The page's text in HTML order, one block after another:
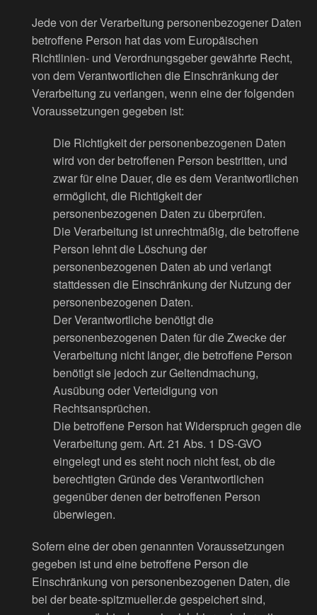
Jede von der Verarbeitung personenbezogener Daten
betroffene Person hat das vom Europäischen
Richtlinien- und Verordnungsgeber gewährte Recht,
von dem Verantwortlichen die Einschränkung der
Verarbeitung zu verlangen, wenn eine der folgenden
Voraussetzungen gegeben ist:
Die Richtigkeit der personenbezogenen Daten
wird von der betroffenen Person bestritten, und
zwar für eine Dauer, die es dem Verantwortlichen
ermöglicht, die Richtigkeit der
personenbezogenen Daten zu überprüfen.
Die Verarbeitung ist unrechtmäßig, die betroffene
Person lehnt die Löschung der
personenbezogenen Daten ab und verlangt
stattdessen die Einschränkung der Nutzung der
personenbezogenen Daten.
Der Verantwortliche benötigt die
personenbezogenen Daten für die Zwecke der
Verarbeitung nicht länger, die betroffene Person
benötigt sie jedoch zur Geltendmachung,
Ausübung oder Verteidigung von
Rechtsansprüchen.
Die betroffene Person hat Widerspruch gegen die
Verarbeitung gem. Art. 21 Abs. 1 DS-GVO
eingelegt und es steht noch nicht fest, ob die
berechtigten Gründe des Verantwortlichen
gegenüber denen der betroffenen Person
überwiegen.
Sofern eine der oben genannten Voraussetzungen
gegeben ist und eine betroffene Person die
Einschränkung von personenbezogenen Daten, die
bei der beate-spitzmueller.de gespeichert sind,